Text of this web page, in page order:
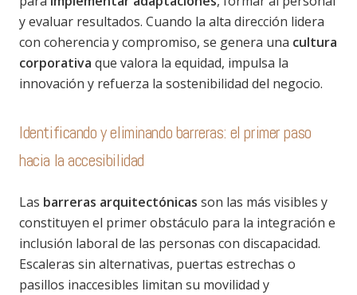
y evaluar resultados. Cuando la alta dirección lidera
con coherencia y compromiso, se genera una cultura
corporativa que valora la equidad, impulsa la
innovación y refuerza la sostenibilidad del negocio.
Identificando y eliminando barreras: el primer paso
hacia la accesibilidad
Las barreras arquitectónicas son las más visibles y
constituyen el primer obstáculo para la integración e
inclusión laboral de las personas con discapacidad.
Escaleras sin alternativas, puertas estrechas o
pasillos inaccesibles limitan su movilidad y